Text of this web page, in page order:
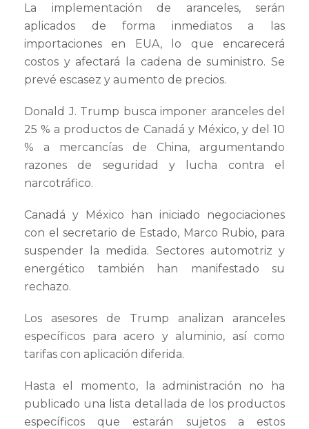
La implementación de aranceles, serán
aplicados de forma inmediatos a las
importaciones en EUA, lo que encarecerá
costos y afectará la cadena de suministro. Se
prevé escasez y aumento de precios.
Donald J. Trump busca imponer aranceles del
25 % a productos de Canadá y México, y del 10
% a mercancías de China, argumentando
razones de seguridad y lucha contra el
narcotráfico.
Canadá y México han iniciado negociaciones
con el secretario de Estado, Marco Rubio, para
suspender la medida. Sectores automotriz y
energético también han manifestado su
rechazo.
Los asesores de Trump analizan aranceles
específicos para acero y aluminio, así como
tarifas con aplicación diferida.
Hasta el momento, la administración no ha
publicado una lista detallada de los productos
específicos que estarán sujetos a estos